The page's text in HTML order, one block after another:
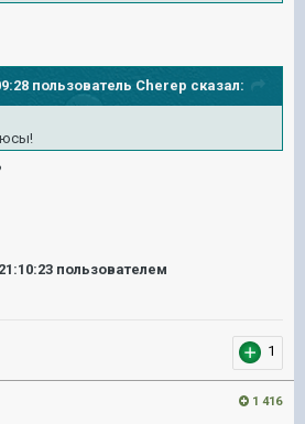
пользователь Cherep сказал:
пользователем
1
1 416